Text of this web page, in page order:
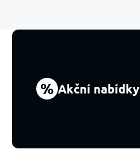
elastický
mm
/
% Akční